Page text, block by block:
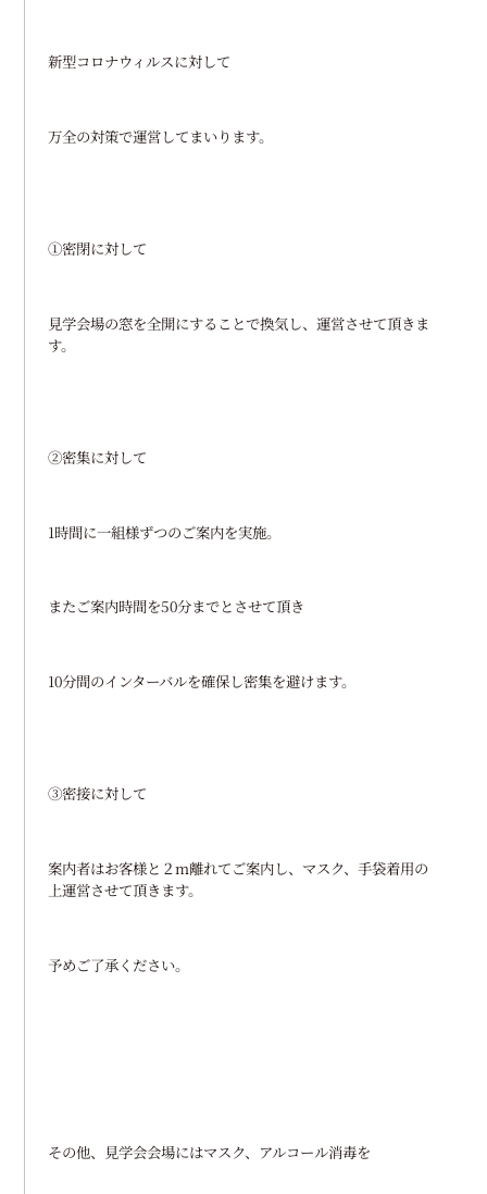
新型コロナウィルスに対して
万全の対策で運営してまいります。
①密閉に対して
見学会場の窓を全開にすることで換気し、運営させて頂きま
す。
②密集に対して
1時間に一組様ずつのご案内を実施。
またご案内時間を50分までとさせて頂き
10分間のインターバルを確保し密集を避けます。
③密接に対して
案内者はお客様と２m離れてご案内し、マスク、手袋着用の
上運営させて頂きます。
予めご了承ください。
その他、見学会会場にはマスク、アルコール消毒を